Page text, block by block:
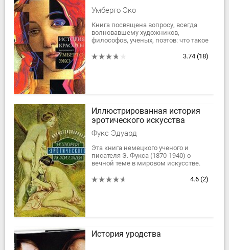
Умберто Эко
Книга посвящена вопросу, всегда
волновавшему художников,
философов, ученых, поэтов: что такое
отвечали по-разному, а порой и в
3.74 (18)
Иллюстрированная история
эротического искусства
Фукс Эдуард
Эта книга немецкого ученого и
писателя Э. Фукса (1870-1940) о
вечной теме в мировом искусстве.
художники, поэты, писатели
4.6 (2)
История уродства